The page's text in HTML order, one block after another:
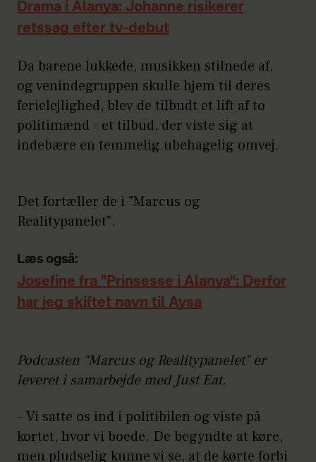
Drama i Alanya: Johanne risikerer
retssag efter tv-debut
Da barene lukkede, musikken stilnede af,
og venindegruppen skulle hjem til deres
ferielejlighed, blev de tilbudt et lift af to
politimænd - et tilbud, der viste sig at
indebære en temmelig ubehagelig omvej.
Det fortæller de i "Marcus og
Realitypanelet".
Læs også:
Josefine fra "Prinsesse i Alanya": Derfor
har jeg skiftet navn til Aysa
Podcasten "Marcus og Realitypanelet" er
leveret i samarbejde med Just Eat.
– Vi satte os ind i politibilen og viste på
kortet, hvor vi boede. De begyndte at køre,
men pludselig kunne vi se, at de kørte forbi